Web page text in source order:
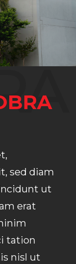
sed diam
ut
erat
tation
nisl ut